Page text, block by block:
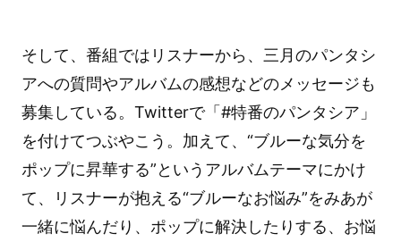
そして、番組ではリスナーから、三月のパンタシ
アへの質問やアルバムの感想などのメッセージも
募集している。Twitterで「#特番のパンタシア」
を付けてつぶやこう。加えて、“ブルーな気分を
ポップに昇華する”というアルバムテーマにかけ
て、リスナーが抱える“ブルーなお悩み”をみあが
一緒に悩んだり、ポップに解決したりする、お悩